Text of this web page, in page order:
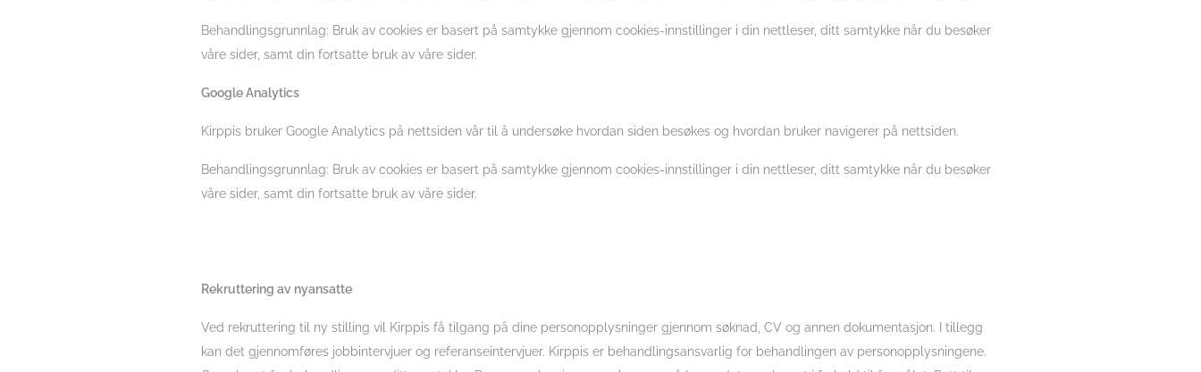
Behandlingsgrunnlag: Bruk av cookies er basert på samtykke gjennom cookies-innstillinger i din nettleser, ditt samtykke når du besøker
våre sider, samt din fortsatte bruk av våre sider.
Google Analytics
Kirppis bruker Google Analytics på nettsiden vår til å undersøke hvordan siden besøkes og hvordan bruker navigerer på nettsiden.
Behandlingsgrunnlag: Bruk av cookies er basert på samtykke gjennom cookies-innstillinger i din nettleser, ditt samtykke når du besøker
våre sider, samt din fortsatte bruk av våre sider.
Rekruttering av nyansatte
Ved rekruttering til ny stilling vil Kirppis få tilgang på dine personopplysninger gjennom søknad, CV og annen dokumentasjon. I tillegg
kan det gjennomføres jobbintervjuer og referanseintervjuer. Kirppis er behandlingsansvarlig for behandlingen av personopplysningene.